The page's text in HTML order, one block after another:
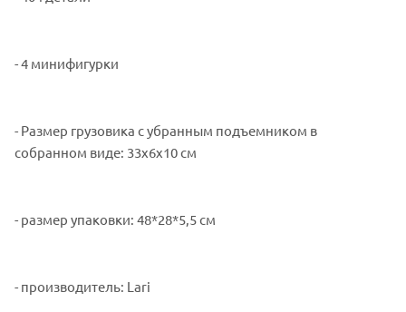
- 4 минифигурки
- Размер грузовика с убранным подъемником в
собранном виде: 33х6х10 см
- размер упаковки: 48*28*5,5 см
- производитель: Lari